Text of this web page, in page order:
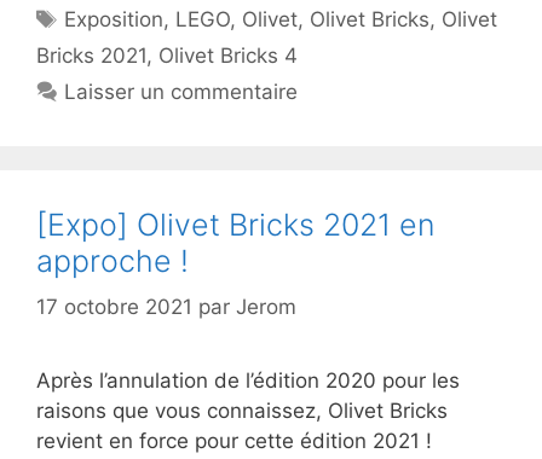
Étiquettes
Exposition, LEGO, Olivet, Olivet Bricks, Olivet
Bricks 2021, Olivet Bricks 4
Laisser un commentaire
[Expo] Olivet Bricks 2021 en
approche !
17 octobre 2021 par Jerom
Après l’annulation de l’édition 2020 pour les
raisons que vous connaissez, Olivet Bricks
revient en force pour cette édition 2021 !